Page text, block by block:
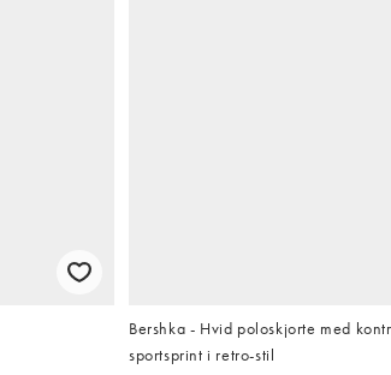
Bershka - Hvid poloskjorte med
sportsprint i retro-stil